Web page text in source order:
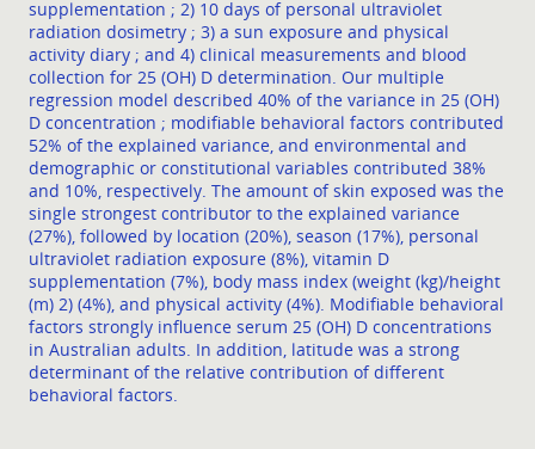
supplementation ; 2) 10 days of personal ultraviolet
radiation dosimetry ; 3) a sun exposure and physical
activity diary ; and 4) clinical measurements and blood
collection for 25 (OH) D determination. Our multiple
regression model described 40% of the variance in 25 (OH)
D concentration ; modifiable behavioral factors contributed
52% of the explained variance, and environmental and
demographic or constitutional variables contributed 38%
and 10%, respectively. The amount of skin exposed was the
single strongest contributor to the explained variance
(27%), followed by location (20%), season (17%), personal
ultraviolet radiation exposure (8%), vitamin D
supplementation (7%), body mass index (weight (kg)/height
(m) 2) (4%), and physical activity (4%). Modifiable behavioral
factors strongly influence serum 25 (OH) D concentrations
in Australian adults. In addition, latitude was a strong
determinant of the relative contribution of different
behavioral factors.